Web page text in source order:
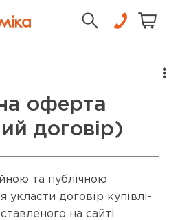
оферта
договір)
та публічною
договір купівлі-
на сайті